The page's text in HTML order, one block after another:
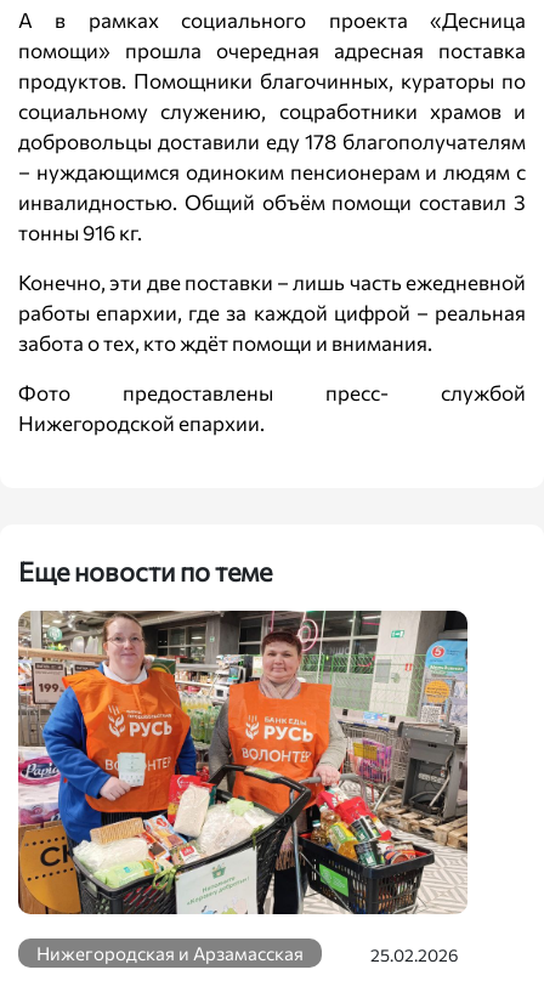
А в рамках социального проекта «Десница
помощи» прошла очередная адресная поставка
продуктов. Помощники благочинных, кураторы по
социальному служению, соцработники храмов и
добровольцы доставили еду 178 благополучателям
– нуждающимся одиноким пенсионерам и людям с
инвалидностью. Общий объём помощи составил 3
тонны 916 кг.
Конечно, эти две поставки – лишь часть ежедневной
работы епархии, где за каждой цифрой – реальная
забота о тех, кто ждёт помощи и внимания.
Фото предоставлены пресс- службой
Нижегородской епархии.
Еще новости по теме
Нижегородская и Арзамасская 25.02.2026